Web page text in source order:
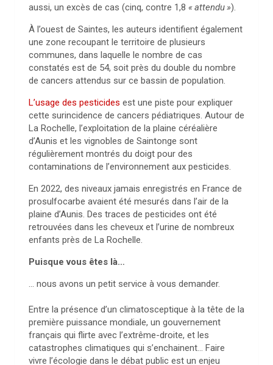
aussi, un excès de cas (cinq, contre 1,8 «attendu»).
À l’ouest de Saintes, les auteurs identifient également
une zone recoupant le territoire de plusieurs
communes, dans laquelle le nombre de cas
constatés est de 54, soit près du double du nombre
de cancers attendus sur ce bassin de population.
L’usage des pesticides est une piste pour expliquer
cette surincidence de cancers pédiatriques. Autour de
La Rochelle, l’exploitation de la plaine céréalière
d’Aunis et les vignobles de Saintonge sont
régulièrement montrés du doigt pour des
contaminations de l’environnement aux pesticides.
En 2022, des niveaux jamais enregistrés en France de
prosulfocarbe avaient été mesurés dans l’air de la
plaine d’Aunis. Des traces de pesticides ont été
retrouvées dans les cheveux et l’urine de nombreux
enfants près de La Rochelle.
Puisque vous êtes là…
… nous avons un petit service à vous demander.
Entre la présence d’un climatosceptique à la tête de la
première puissance mondiale, un gouvernement
français qui flirte avec l’extrême-droite, et les
catastrophes climatiques qui s’enchainent… Faire
vivre l’écologie dans le débat public est un enjeu